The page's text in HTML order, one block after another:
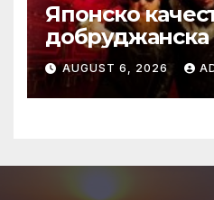
Японско
добруджанска
Агротех
флагманите
„Ден на
AUGUST 6, 2026